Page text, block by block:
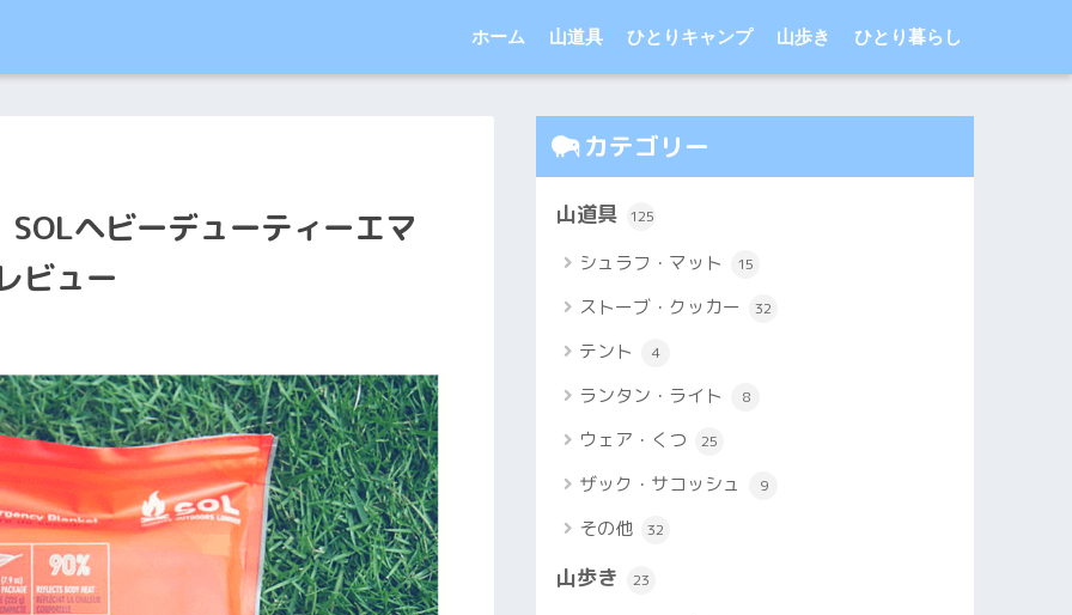
ホーム 山道具 ひとりキャンプ 山歩き ひとり暮らし
ヘビーデューティーエマ
ビュー
カテゴリー
山道具 125
シュラフ・マット 15
ストーブ・クッカー 32
テント 4
ランタン・ライト 8
ウェア・くつ 25
ザック・サコッシュ 9
その他 32
山歩き 23